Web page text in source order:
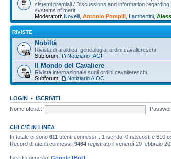
sistemi premiali / Discussions and information
systems of merit
Moderatori: Novelli Antonio Pompili Lambertini
RIVISTE
Nobiltà
Rivista di araldica, genealogia, ordini cavallereschi
Subforum:
Notiziario IAGI
Il Mondo del Cavaliere
Rivista internazionale sugli ordini cavallereschi
Subforum:
Notiziario AIOC
LOGIN • ISCRIVITI
Nome utente:
CHI C’È IN LINEA
In totale ci sono 611 utenti connessi :: 1 iscritto, 0 nascosti e 610
Record di utenti connessi: 9464 registrato il venerdì 20 febbraio
Iscritti connessi: Google [Bot]